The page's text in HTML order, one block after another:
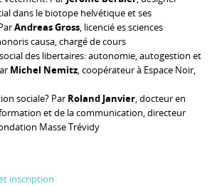
dans le biotope helvétique et ses
Andreas Gross, licencié es sciences
causa, chargé de cours
des libertaires: autonomie, autogestion et
Michel Nemitz, coopérateur à Espace Noir,
sociale? Par Roland Janvier, docteur en
et de la communication, directeur
Masse Trévidy
inscription